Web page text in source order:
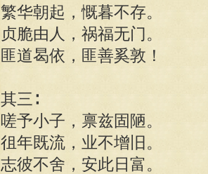
繁华朝起，慨暮不存。
贞脆由人，祸福无门。
匪道曷依，匪善奚敦！
其三∶
嗟予小子，禀兹固陋。
徂年既流，业不增旧。
志彼不舍，安此日富。